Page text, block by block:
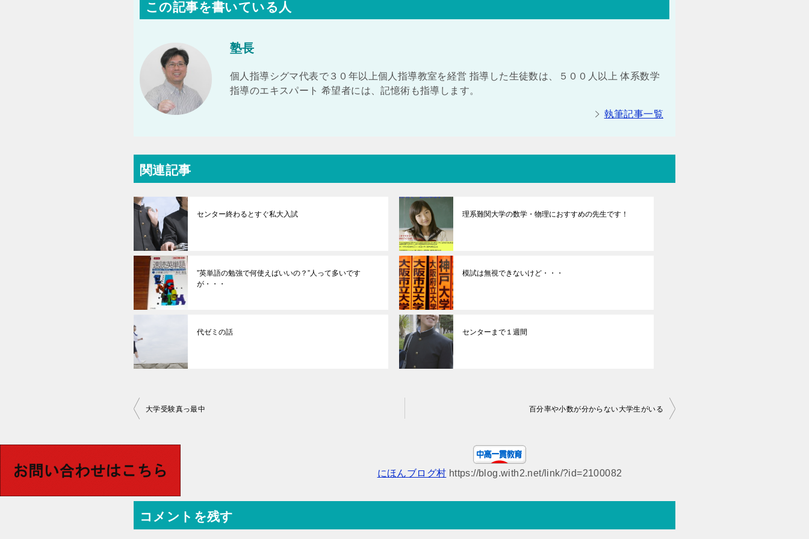
この記事を書いている人
塾長
個人指導シグマ代表で３０年以上個人指導教室を経営 指導した生徒数は、５００人以上 体系数学
指導のエキスパート 希望者には、記憶術も指導します。
執筆記事一覧
関連記事
センター終わるとすぐ私大入試 理系難関大学の数学・物理におすすめの先生です！
”英単語の勉強で何使えばいいの？”人って多いです
が・・・
模試は無視できないけど・・・
代ゼミの話 センターまで１週間
投
ナ
ビ
ー
シ
大学受験真っ最中 百分率や小数が分からない大学生がいる
にほんブログ村 https://blog.with2.net/link/?id=2100082
コメントを残す